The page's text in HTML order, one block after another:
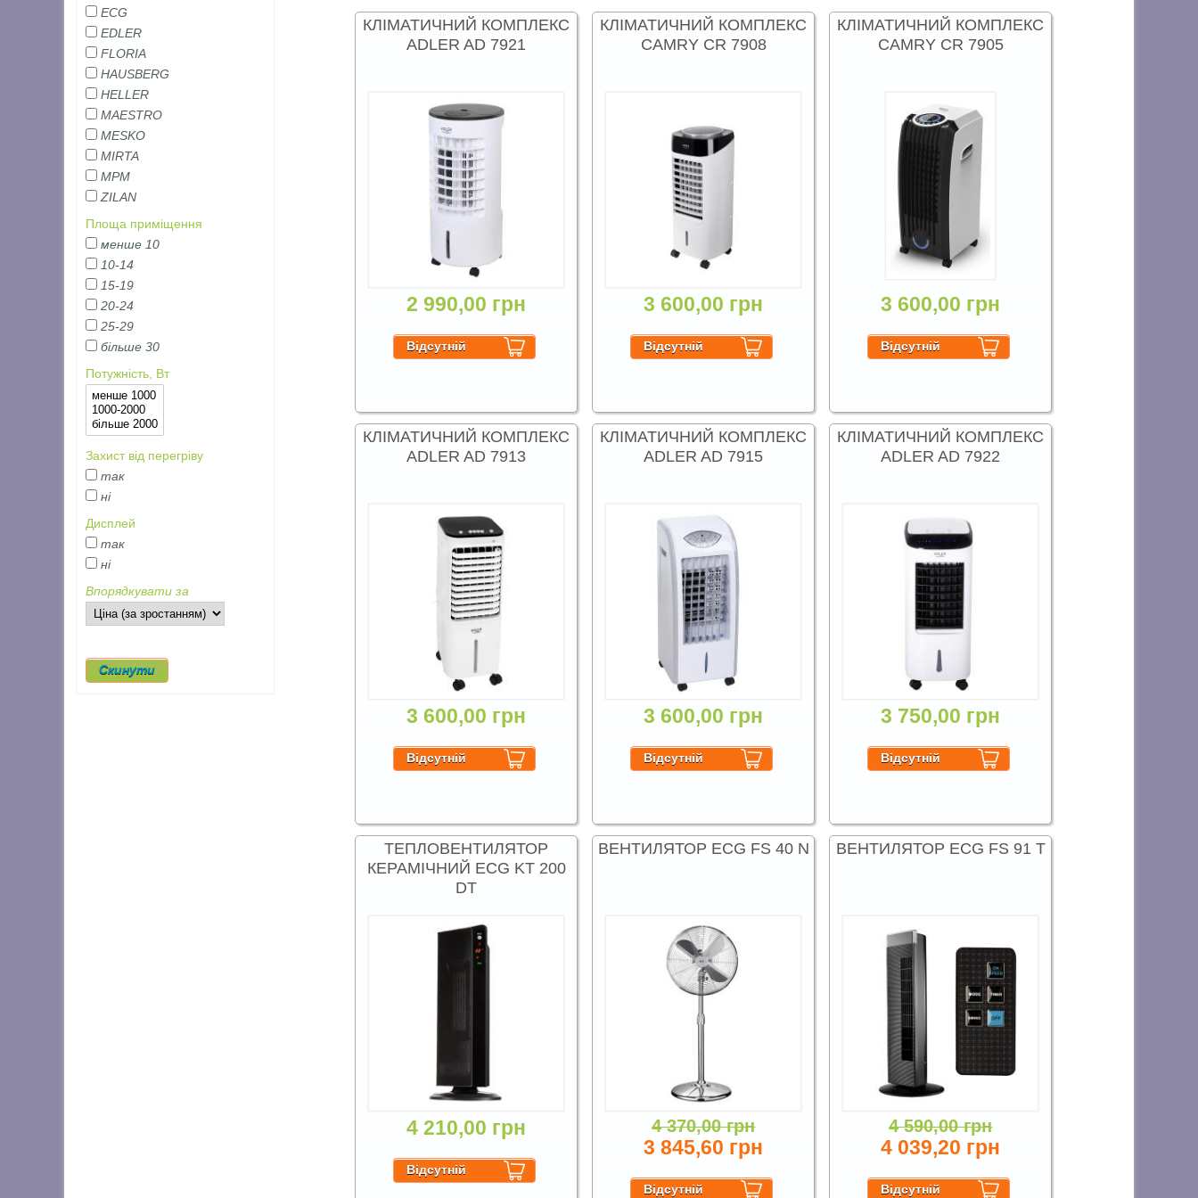
КЛІМАТИЧНИЙ КОМПЛЕКС
ADLER AD 7921
2 990,00 грн
КЛІМАТИЧНИЙ КОМПЛЕКС
CAMRY CR 7908
3 600,00 грн
КЛІМАТИЧНИЙ КОМПЛЕКС
CAMRY CR 7905
3 600,00 грн
КЛІМАТИЧНИЙ КОМПЛЕКС
ADLER AD 7913
3 600,00 грн
КЛІМАТИЧНИЙ КОМПЛЕКС
ADLER AD 7915
3 600,00 грн
КЛІМАТИЧНИЙ КОМПЛЕКС
ADLER AD 7922
3 750,00 грн
ТЕПЛОВЕНТИЛЯТОР
КЕРАМІЧНИЙ ECG KT 200
DT
4 210,00 грн
ВЕНТИЛЯТОР ECG FS 40 N
4 370,00 грн
3 845,60 грн
ВЕНТИЛЯТОР ECG FS 91 T
4 590,00 грн
4 039,20 грн
ECG
EDLER
FLORIA
HAUSBERG
HELLER
MAESTRO
MESKO
MIRTA
MPM
ZILAN
Площа приміщення
менше 10
10-14
15-19
20-24
25-29
більше 30
Потужність, Вт
Захист від перегріву
так
ні
Дисплей
так
ні
Впорядкувати за